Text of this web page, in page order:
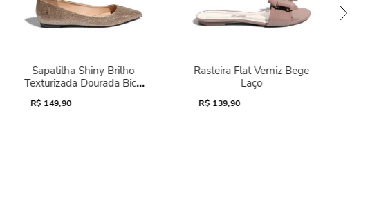
Sapatilha Shiny Brilho
Texturizada Dourada Bico
R$ 149,90
Rasteira Flat Verniz Bege
Laço
R$ 139,90